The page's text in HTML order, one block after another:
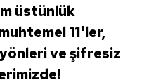
üstünlük
11'ler,
ve şifresiz